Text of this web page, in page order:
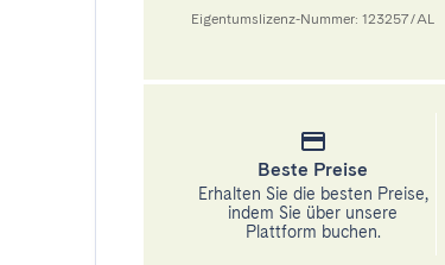
Eigentumslizenz-Nummer: 123257/AL
Beste Preise
Erhalten Sie die besten Preise,
indem Sie über unsere
Plattform buchen.